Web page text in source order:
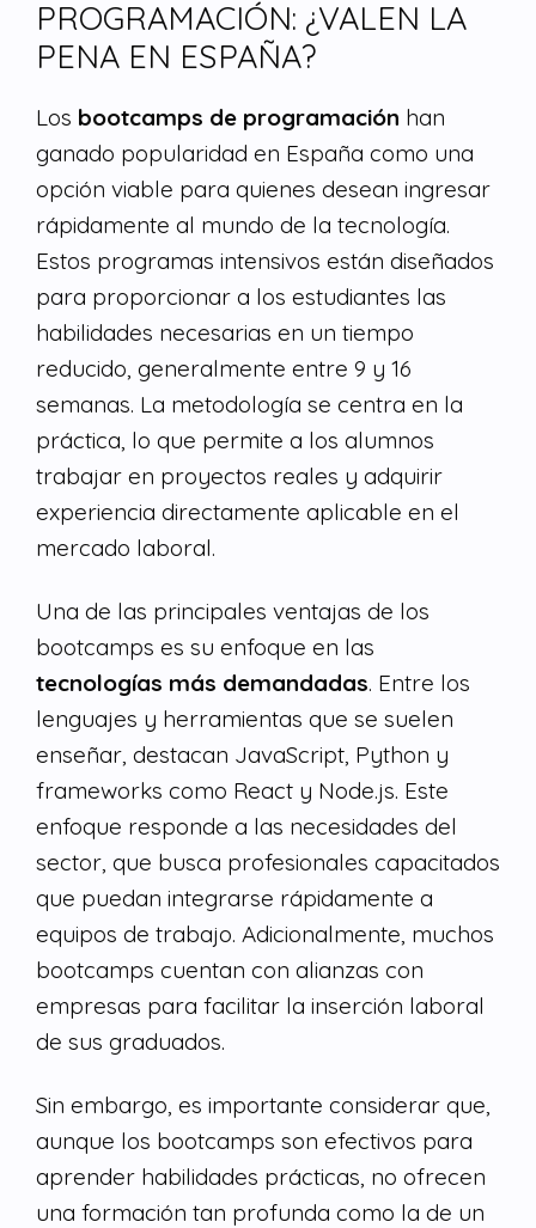
PROGRAMACIÓN: ¿VALEN LA
PENA EN ESPAÑA?
Los bootcamps de programación han
ganado popularidad en España como una
opción viable para quienes desean ingresar
rápidamente al mundo de la tecnología.
Estos programas intensivos están diseñados
para proporcionar a los estudiantes las
habilidades necesarias en un tiempo
reducido, generalmente entre 9 y 16
semanas. La metodología se centra en la
práctica, lo que permite a los alumnos
trabajar en proyectos reales y adquirir
experiencia directamente aplicable en el
mercado laboral.
Una de las principales ventajas de los
bootcamps es su enfoque en las
tecnologías más demandadas. Entre los
lenguajes y herramientas que se suelen
enseñar, destacan JavaScript, Python y
frameworks como React y Node.js. Este
enfoque responde a las necesidades del
sector, que busca profesionales capacitados
que puedan integrarse rápidamente a
equipos de trabajo. Adicionalmente, muchos
bootcamps cuentan con alianzas con
empresas para facilitar la inserción laboral
de sus graduados.
Sin embargo, es importante considerar que,
aunque los bootcamps son efectivos para
aprender habilidades prácticas, no ofrecen
una formación tan profunda como la de un